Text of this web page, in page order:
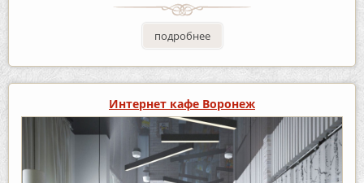
подробнее
Интернет кафе Воронеж